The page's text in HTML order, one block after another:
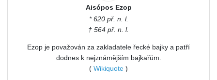
Aisópos Ezop
* 620 př. n. l.
† 564 př. n. l.
Ezop je považován za zakladatele řecké bajky a patří
dodnes k nejznámějším bajkařům.
( Wikiquote )